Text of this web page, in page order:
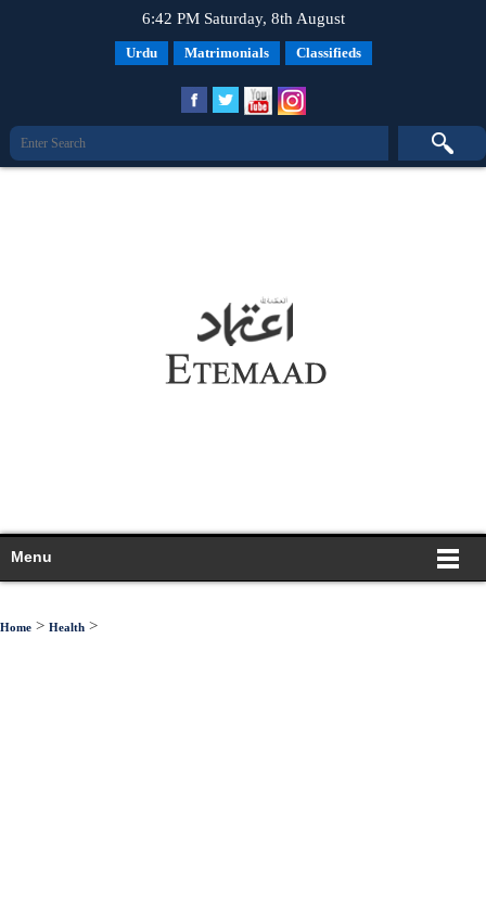
6:42 PM Saturday, 8th August
Urdu Matrimonials Classifieds
Menu
Home > Health >